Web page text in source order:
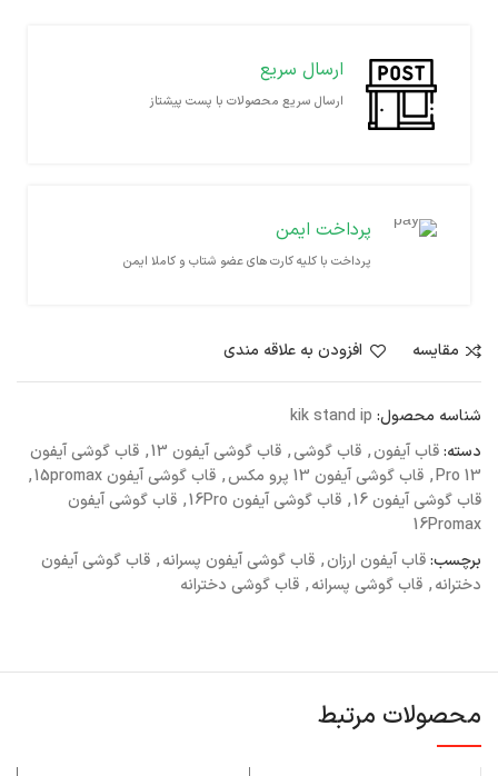
ارسال سریع
ارسال سریع محصولات با پست پیشتاز
پرداخت ایمن
پرداخت با کلیه کارت های عضو شتاب و کاملا ایمن
مقايسه افزودن به علاقه مندی
شناسه محصول: kik stand ip
دسته:قاب آیفون, قاب گوشی, قاب گوشی آیفون 13 , قاب گوشی آیفون
13 Pro
, قاب گوشی آیفون 13 پرو مکس , قاب گوشی آیفون 15promax
,
قاب گوشی آیفون 16
, قاب گوشی آیفون 16Pro , قاب گوشی آیفون
16Promax
برچسب:قاب آیفون ارزان, قاب گوشی آیفون پسرانه, قاب گوشی آیفون
دخترانه, قاب گوشی پسرانه, قاب گوشی دخترانه
محصولات مرتبط